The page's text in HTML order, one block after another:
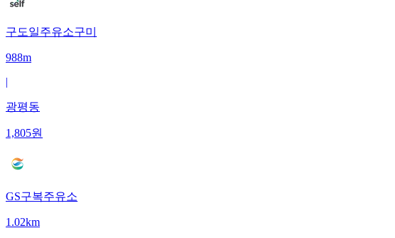
구도일주유소구미
988m
|
광평동
1,805원
GS구복주유소
1.02km